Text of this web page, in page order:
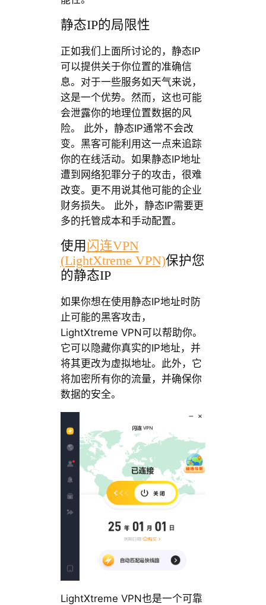
静态IP的局限性
正如我们上面所讨论的，静态IP
可以提供关于你位置的准确信
息。对于一些服务如天气来说，
这是一个优势。然而，这也可能
会泄露你的地理位置数据的风
险。 此外，静态IP通常不会改
变。黑客可能利用这一点来追踪
你的在线活动。如果静态IP地址
遭到网络犯罪分子的攻击，很难
改变。更不用说其他可能的企业
财务损失。 此外，静态IP需要更
多的托管成本和手动配置。
使用 闪连VPN
(LightXtreme VPN)保护您
的静态IP
如果你想在使用静态IP地址时防
止可能的黑客攻击，
LightXtreme VPN可以帮助你。
它可以隐藏你真实的IP地址，并
将其更改为虚拟地址。此外，它
将加密所有你的流量，并确保你
数据的安全。
LightXtreme VPN也是一个可靠